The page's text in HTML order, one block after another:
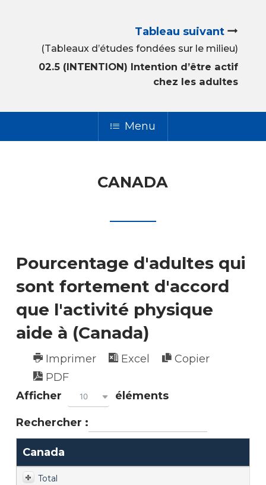
Tableau suivant
(Tableaux d’études fondées sur le milieu)
02.5 (INTENTION) Intention d’être actif
chez les adultes
Menu
CANADA
Pourcentage d'adultes qui
sont fortement d'accord
que l'activité physique
aide à (Canada)
Imprimer Excel
Copier
PDF
Afficher
10 éléments
Rechercher :
Canada
Total